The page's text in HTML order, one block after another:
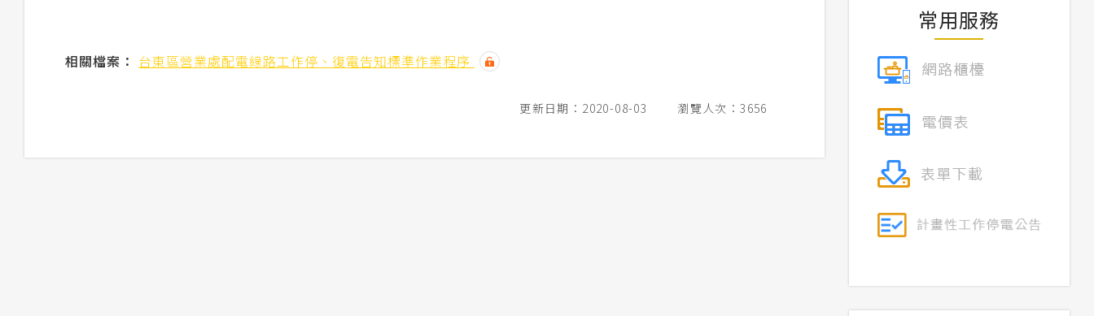
相關檔案： 台東區營業處配電線路工作停、復電告知標準作業程序
更新日期：2020-08-03 瀏覽人次：3656
常用服務